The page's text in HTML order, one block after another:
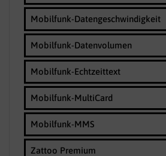
Mobilfunk-Datengeschwindigkeit
Mobilfunk-Datenvolumen
Mobilfunk-Echtzeittext
Mobilfunk-MultiCard
Mobilfunk-MMS
Zattoo Premium